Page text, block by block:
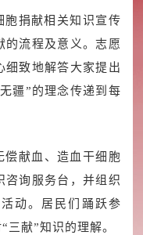
胞捐献相关知识宣传
的流程及意义。志愿
细致地解答大家提出
疆”的理念传递到每
偿献血、造血干细胞
咨询服务台，并组织
动。居民们踊跃参
三献”知识的理解。